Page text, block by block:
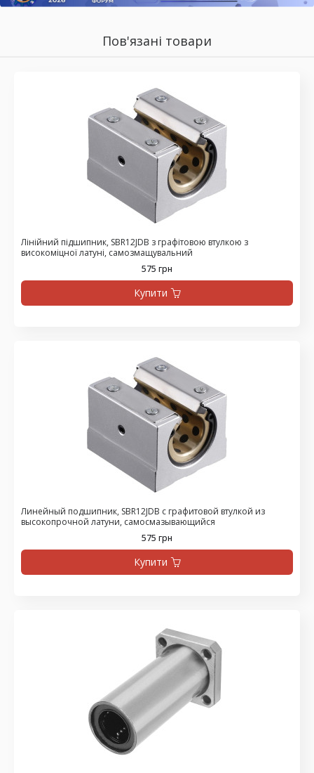
Пов'язані товари
Лінійний підшипник, SBR12JDB з графітовою втулкою з
високоміцної латуні, самозмащувальний
575 грн
Купити
Линейный подшипник, SBR12JDB с графитовой втулкой из
высокопрочной латуни, самосмазывающийся
575 грн
Купити